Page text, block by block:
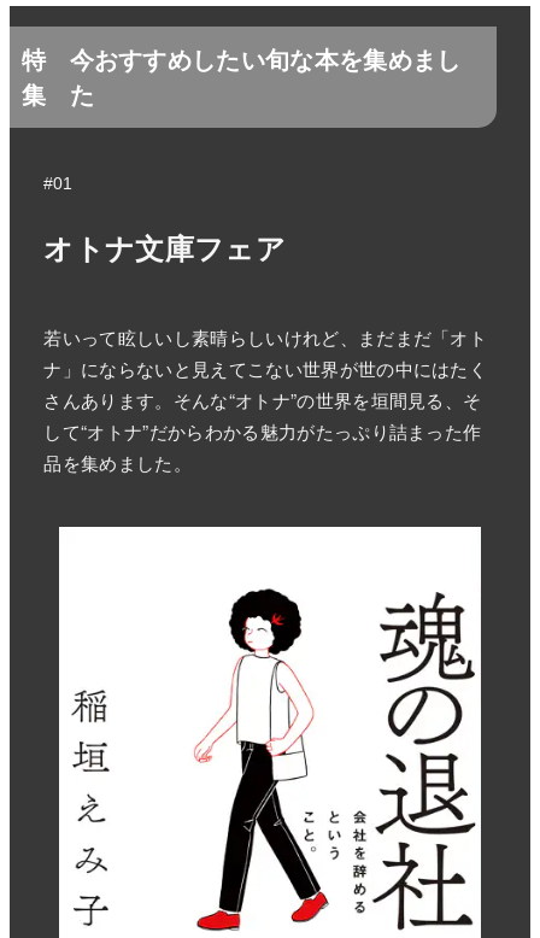
特
集
今おすすめしたい旬な本を集めまし
た
#01
オトナ文庫フェア
若いって眩しいし素晴らしいけれど、まだまだ「オト
ナ」にならないと見えてこない世界が世の中にはたく
さんあります。そんな“オトナ”の世界を垣間見る、そ
して“オトナ”だからわかる魅力がたっぷり詰まった作
品を集めました。